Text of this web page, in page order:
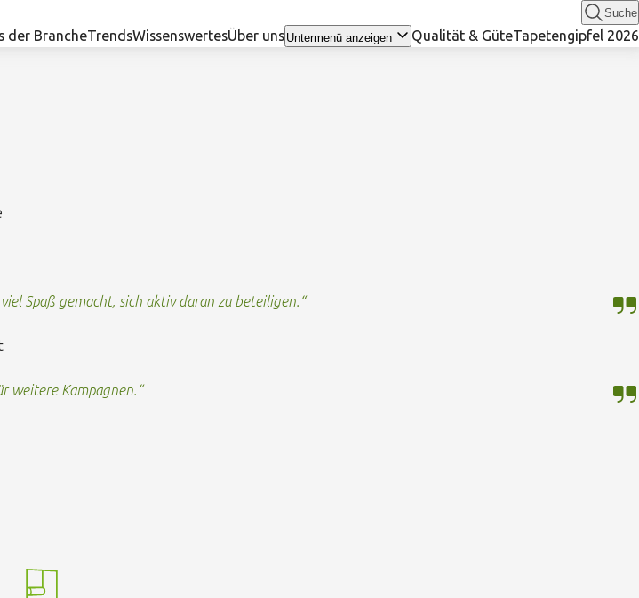
Suche
der BrancheTrendsWissenswertesÜber uns Untermenü anzeigen Qualität & GüteTapetengipfel 2026
Spaß gemacht, sich aktiv daran zu beteiligen.
weitere Kampagnen.